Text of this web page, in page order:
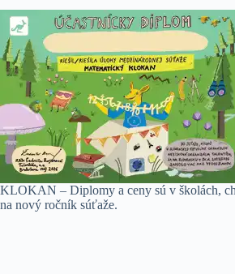
KLOKAN – Diplomy a ceny sú v školách,
na nový ročník súťaže.